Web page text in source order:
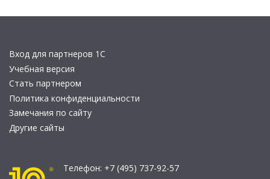
Вход для партнеров 1С
Учебная версия
Стать партнером
Политика конфиденциальности
Замечания по сайту
Другие сайты
Телефон: +7 (495) 737-92-57